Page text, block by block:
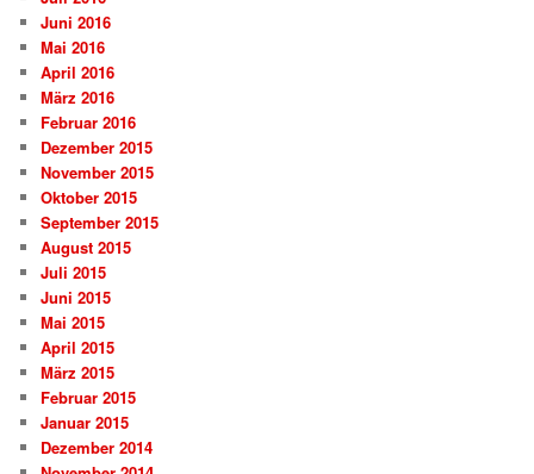
Juni 2016
Mai 2016
April 2016
März 2016
Februar 2016
Dezember 2015
November 2015
Oktober 2015
September 2015
August 2015
Juli 2015
Juni 2015
Mai 2015
April 2015
März 2015
Februar 2015
Januar 2015
Dezember 2014